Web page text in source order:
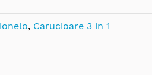
, Carucioare 3 in 1